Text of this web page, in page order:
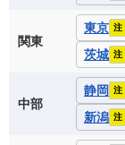
関東
東京 注
茨城 注
中部
静岡 注
新潟 注